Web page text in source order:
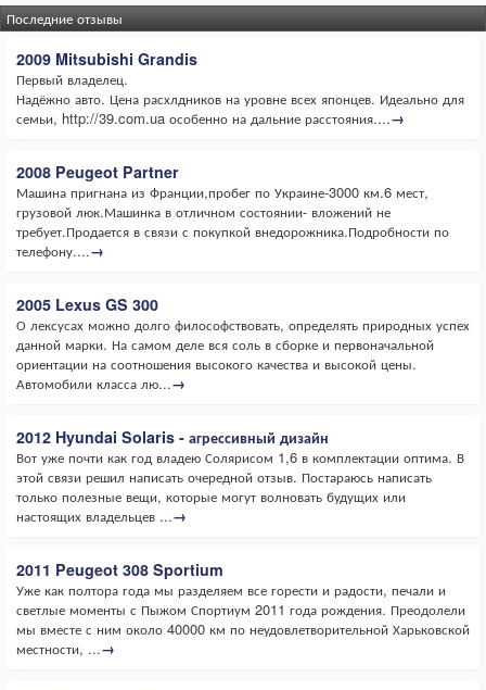
Последние отзывы
2009 Mitsubishi Grandis
Первый владелец.
Надёжно авто. Цена расхлдников на уровне всех японцев. Идеально для
семьи, http://39.com.ua особенно на дальние расстояния....→
2008 Peugeot Partner
Машина пригнана из Франции,пробег по Украине-3000 км.6 мест,
грузовой люк.Машинка в отличном состоянии- вложений не
требует.Продается в связи с покупкой внедорожника.Подробности по
телефону....→
2005 Lexus GS 300
О лексусах можно долго философствовать, определять природных успех
данной марки. На самом деле вся соль в сборке и первоначальной
ориентации на соотношения высокого качества и высокой цены.
Автомобили класса лю...→
2012 Hyundai Solaris - агрессивный дизайн
Вот уже почти как год владею Солярисом 1,6 в комплектации оптима. В
этой связи решил написать очередной отзыв. Постараюсь написать
только полезные вещи, которые могут волновать будущих или
настоящих владельцев ...→
2011 Peugeot 308 Sportium
Уже как полтора года мы разделяем все горести и радости, печали и
светлые моменты с Пыжом Спортиум 2011 года рождения. Преодолели
мы вместе с ним около 40000 км по неудовлетворительной Харьковской
местности, ...→